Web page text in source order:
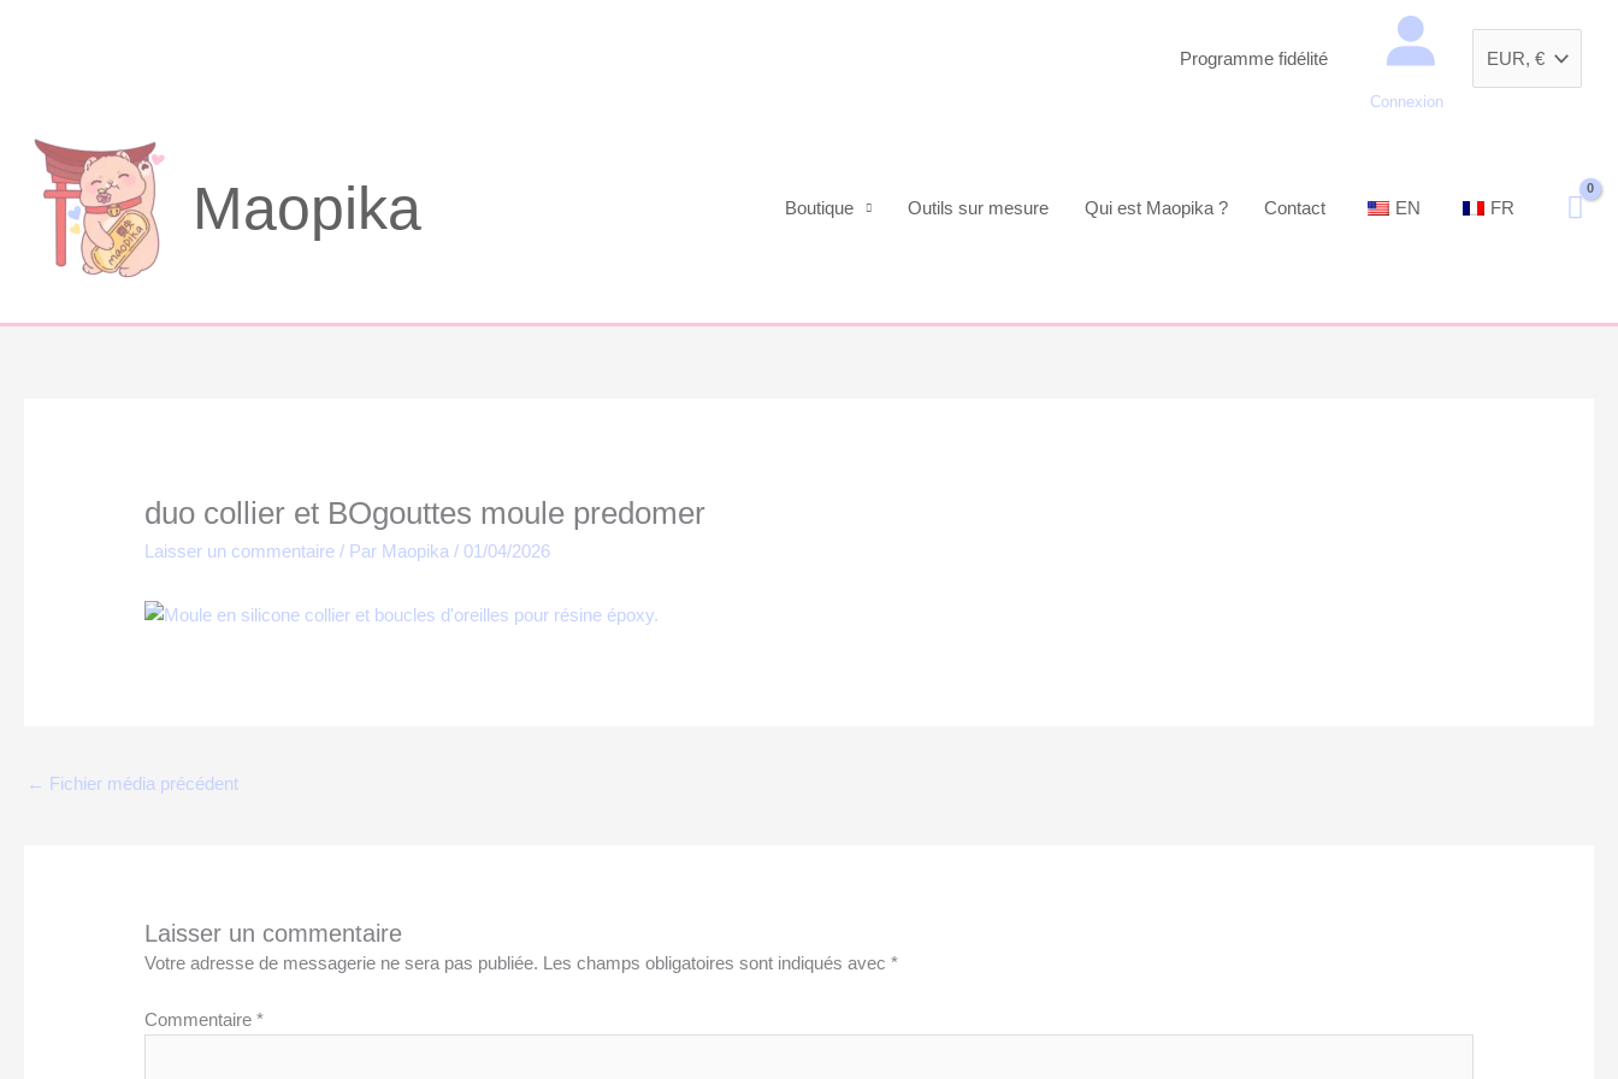
Programme fidélité
Connexion
Maopika Boutique Outils sur mesure Qui est Maopika ? Contact EN FR
duo collier et BOgouttes moule predomer
Laisser un commentaire / Par Maopika/ 01/04/2026
← Fichier média précédent
Laisser un commentaire
Votre adresse de messagerie ne sera pas publiée. Les champs obligatoires sont indiqués avec*
Commentaire*
Recherche